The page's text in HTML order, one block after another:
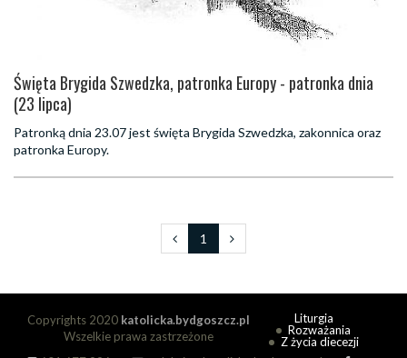
Święta Brygida Szwedzka, patronka Europy - patronka dnia
(23 lipca)
Patronką dnia 23.07 jest święta Brygida Szwedzka, zakonnica oraz
patronka Europy.
1
Copyrights 2020 katolicka.bydgoszcz.pl
Wszelkie prawa zastrzeżone
Liturgia
Rozważania
Z życia diecezji